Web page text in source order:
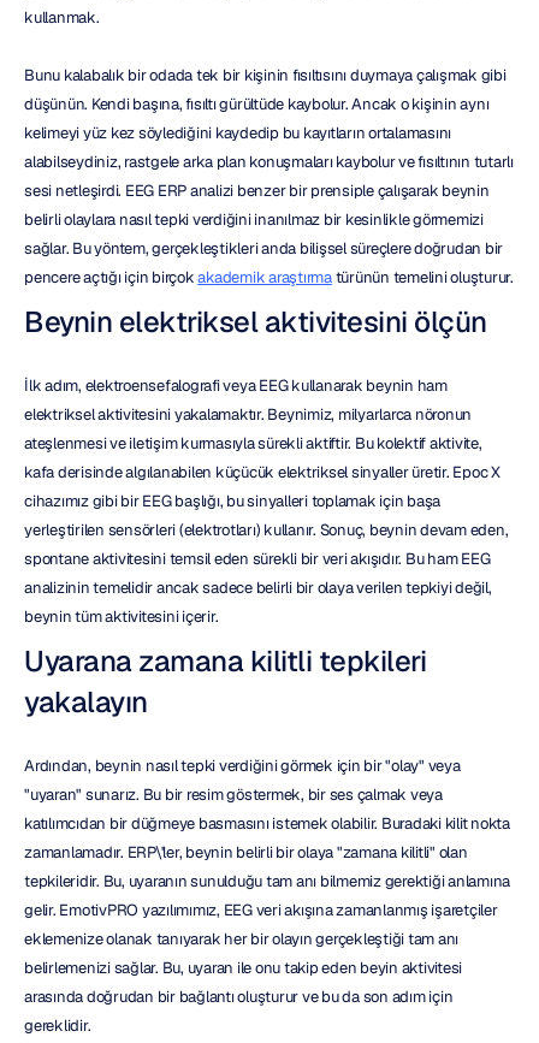
kullanmak.
Bunu kalabalık bir odada tek bir kişinin fısıltısını duymaya çalışmak gibi
düşünün. Kendi başına, fısıltı gürültüde kaybolur. Ancak o kişinin aynı
kelimeyi yüz kez söylediğini kaydedip bu kayıtların ortalamasını
alabilseydiniz, rastgele arka plan konuşmaları kaybolur ve fısıltının tutarlı
sesi netleşirdi. EEG ERP analizi benzer bir prensiple çalışarak beynin
belirli olaylara nasıl tepki verdiğini inanılmaz bir kesinlikle görmemizi
sağlar. Bu yöntem, gerçekleştikleri anda bilişsel süreçlere doğrudan bir
pencere açtığı için birçok akademik araştırma türünün temelini oluşturur.
Beynin elektriksel aktivitesini ölçün
İlk adım, elektroensefalografi veya EEG kullanarak beynin ham
elektriksel aktivitesini yakalamaktır. Beynimiz, milyarlarca nöronun
ateşlenmesi ve iletişim kurmasıyla sürekli aktiftir. Bu kolektif aktivite,
kafa derisinde algılanabilen küçücük elektriksel sinyaller üretir. Epoc X
cihazımız gibi bir EEG başlığı, bu sinyalleri toplamak için başa
yerleştirilen sensörleri (elektrotları) kullanır. Sonuç, beynin devam eden,
spontane aktivitesini temsil eden sürekli bir veri akışıdır. Bu ham EEG
analizinin temelidir ancak sadece belirli bir olaya verilen tepkiyi değil,
beynin tüm aktivitesini içerir.
Uyarana zamana kilitli tepkileri
yakalayın
Ardından, beynin nasıl tepki verdiğini görmek için bir "olay" veya
"uyaran" sunarız. Bu bir resim göstermek, bir ses çalmak veya
katılımcıdan bir düğmeye basmasını istemek olabilir. Buradaki kilit nokta
zamanlamadır. ERP\'ler, beynin belirli bir olaya "zamana kilitli" olan
tepkileridir. Bu, uyaranın sunulduğu tam anı bilmemiz gerektiği anlamına
gelir. EmotivPRO yazılımımız, EEG veri akışına zamanlanmış işaretçiler
eklemenize olanak tanıyarak her bir olayın gerçekleştiği tam anı
belirlemenizi sağlar. Bu, uyaran ile onu takip eden beyin aktivitesi
arasında doğrudan bir bağlantı oluşturur ve bu da son adım için
gereklidir.